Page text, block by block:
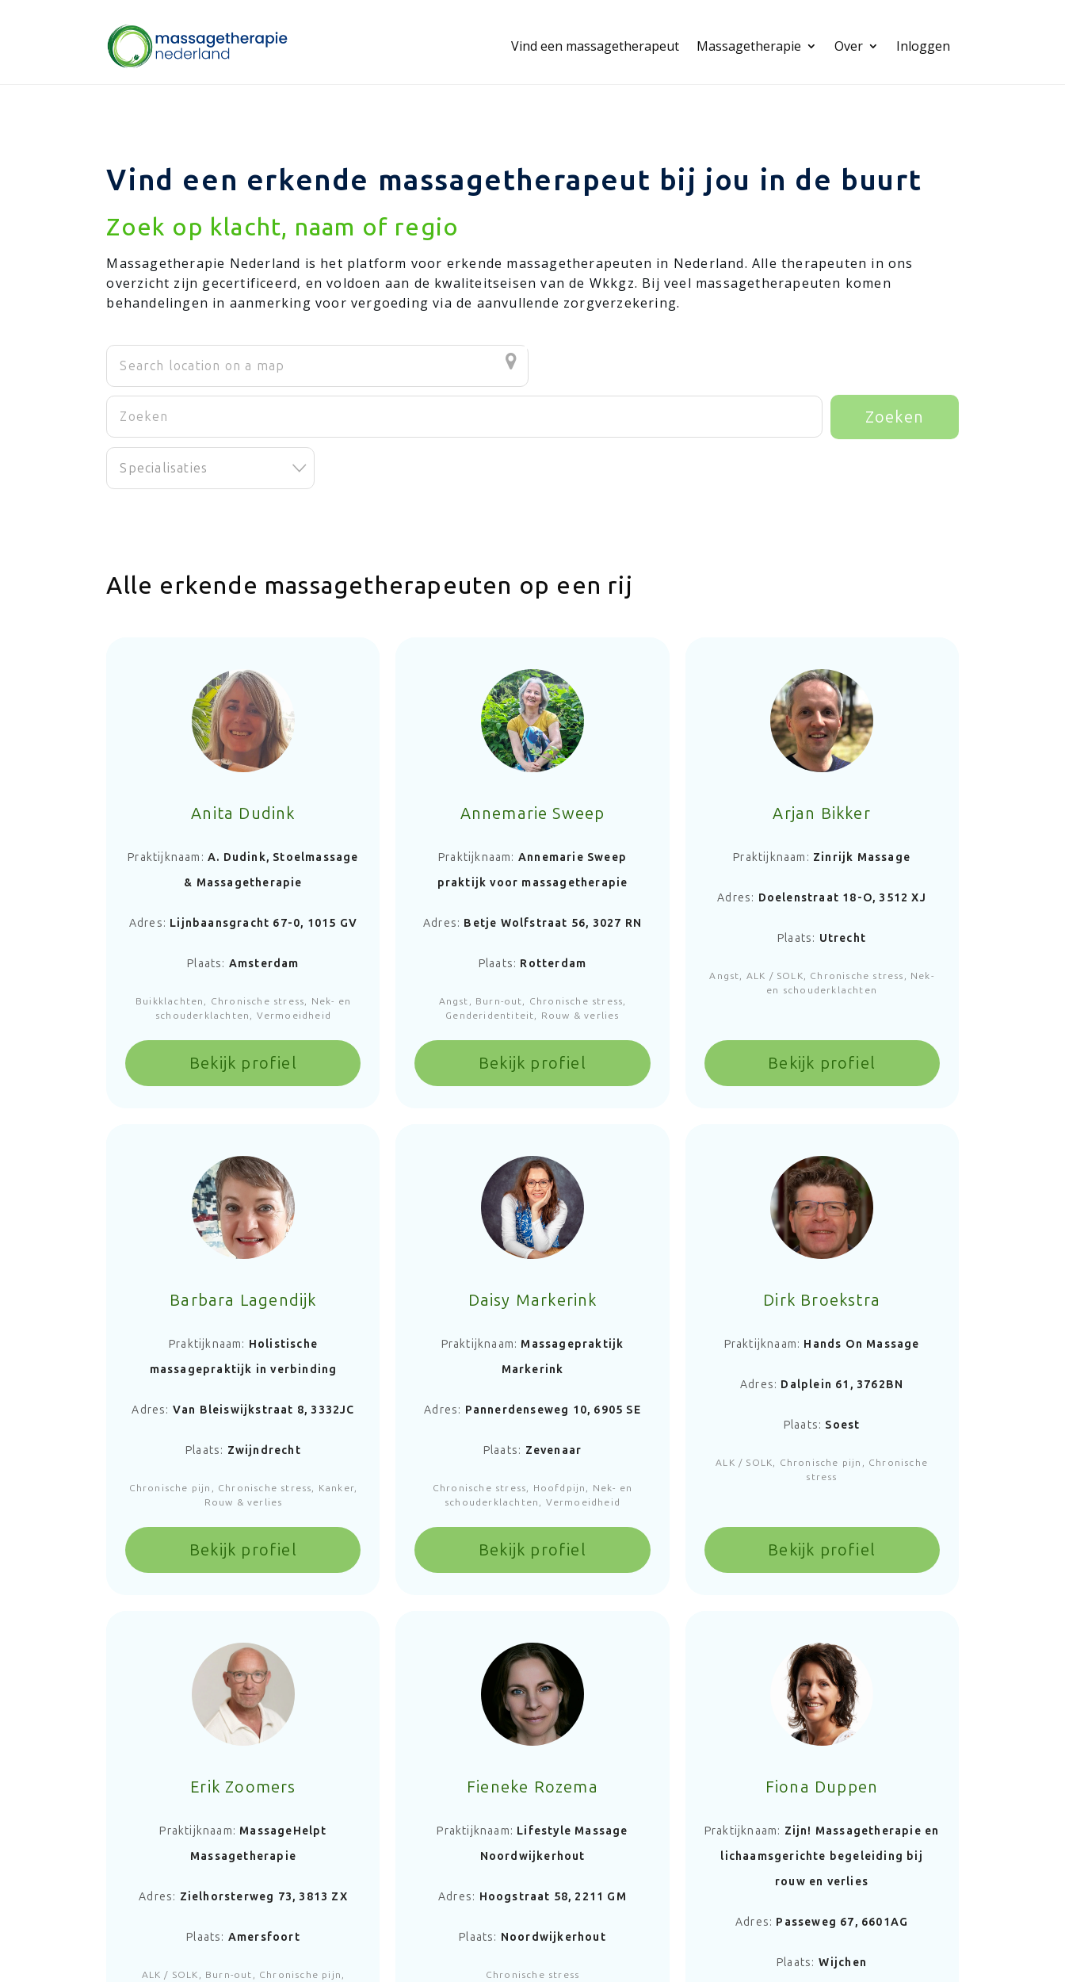
Vind een massagetherapeut Massagetherapie Over Inloggen
Vind een erkende massagetherapeut bij jou in de buurt
Zoek op klacht, naam of regio
Massagetherapie Nederland is het platform voor erkende massagetherapeuten in Nederland. Alle therapeuten in ons
overzicht zijn gecertificeerd, en voldoen aan de kwaliteitseisen van de Wkkgz. Bij veel massagetherapeuten komen
behandelingen in aanmerking voor vergoeding via de aanvullende zorgverzekering.
Specialisaties
Alle erkende massagetherapeuten op een rij
Anita Dudink
Praktijknaam:A. Dudink, Stoelmassage
& Massagetherapie
Adres: Lijnbaansgracht 67-0, 1015 GV
Plaats: Amsterdam
Buikklachten, Chronische stress, Nek- en
schouderklachten, Vermoeidheid
Bekijk profiel
Annemarie Sweep
Praktijknaam: Annemarie Sweep
praktijk voor massagetherapie
Adres: Betje Wolfstraat 56, 3027 RN
Plaats: Rotterdam
Angst, Burn-out, Chronische stress,
Genderidentiteit, Rouw & verlies
Bekijk profiel
Arjan Bikker
Praktijknaam: Zinrijk Massage
Adres: Doelenstraat 18-O, 3512 XJ
Plaats: Utrecht
Angst, ALK / SOLK, Chronische stress, Nek-
en schouderklachten
Bekijk profiel
Barbara Lagendijk
Praktijknaam: Holistische
massagepraktijk in verbinding
Adres: Van Bleiswijkstraat 8, 3332JC
Plaats: Zwijndrecht
Chronische pijn, Chronische stress, Kanker,
Rouw & verlies
Bekijk profiel
Daisy Markerink
Praktijknaam: Massagepraktijk
Markerink
Adres: Pannerdenseweg 10, 6905 SE
Plaats: Zevenaar
Chronische stress, Hoofdpijn, Nek- en
schouderklachten, Vermoeidheid
Bekijk profiel
Dirk Broekstra
Praktijknaam: Hands On Massage
Adres: Dalplein 61, 3762BN
Plaats: Soest
ALK / SOLK, Chronische pijn, Chronische
stress
Bekijk profiel
Erik Zoomers
Praktijknaam: MassageHelpt
Massagetherapie
Adres: Zielhorsterweg 73, 3813 ZX
Plaats: Amersfoort
ALK / SOLK, Burn-out, Chronische pijn,
Fieneke Rozema
Praktijknaam: Lifestyle Massage
Noordwijkerhout
Adres: Hoogstraat 58, 2211 GM
Plaats: Noordwijkerhout
Chronische stress
Fiona Duppen
Praktijknaam: Zijn! Massagetherapie en
lichaamsgerichte begeleiding bij
rouw en verlies
Adres: Passeweg 67, 6601AG
Plaats: Wijchen